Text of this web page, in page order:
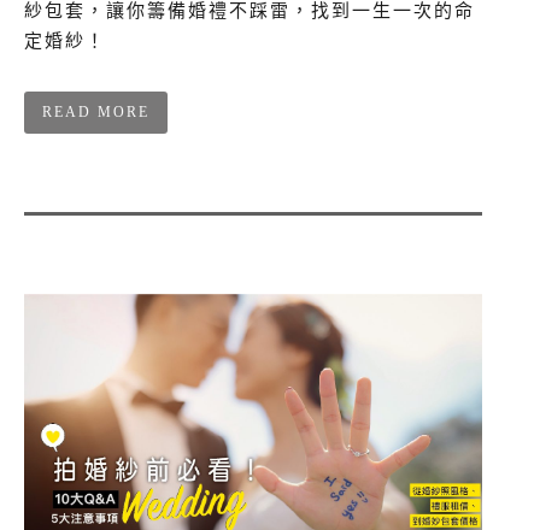
紗包套，讓你籌備婚禮不踩雷，找到一生一次的命
定婚紗！
READ MORE